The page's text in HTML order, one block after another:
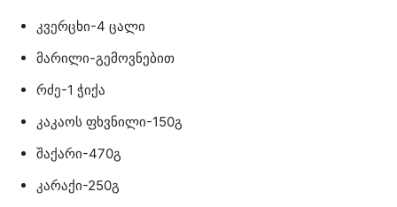
კვერცხი-4 ცალი
მარილი-გემოვნებით
რძე-1 ჭიქა
კაკაოს ფხვნილი-150გ
შაქარი-470გ
კარაქი-250გ